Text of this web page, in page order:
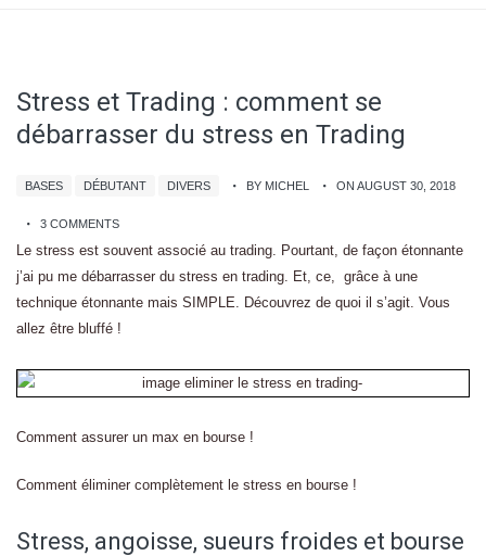
Stress et Trading : comment se
débarrasser du stress en Trading
BASES DÉBUTANT DIVERS BY MICHEL ON AUGUST 30, 2018
3 COMMENTS
Le stress est souvent associé au trading. Pourtant, de façon étonnante
j’ai pu me débarrasser du stress en trading. Et, ce, grâce à une
technique étonnante mais SIMPLE. Découvrez de quoi il s’agit. Vous
allez être bluffé !
Comment assurer un max en bourse !
Comment éliminer complètement le stress en bourse !
Stress, angoisse, sueurs froides et bourse